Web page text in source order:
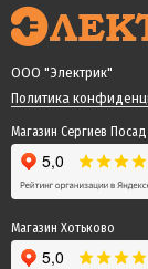
ООО "Электрик"
Политика
Магазин Сергиев Посад
Магазин Хотьково